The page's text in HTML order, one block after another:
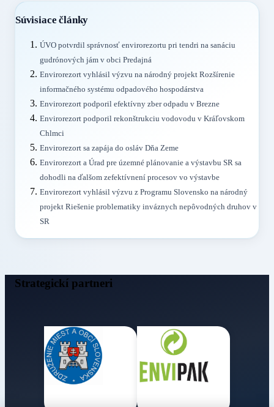
Súvisiace články
ÚVO potvrdil správnosť envirorezortu pri tendri na sanáciu
gudrónových jám v obci Predajná
Envirorezort vyhlásil výzvu na národný projekt Rozšírenie
informačného systému odpadového hospodárstva
Envirorezort podporil efektívny zber odpadu v Brezne
Envirorezort podporil rekonštrukciu vodovodu v Kráľovskom
Chlmci
Envirorezort sa zapája do osláv Dňa Zeme
Envirorezort a Úrad pre územné plánovanie a výstavbu SR sa
dohodli na ďalšom zefektívnení procesov vo výstavbe
Envirorezort vyhlásil výzvu z Programu Slovensko na národný
projekt Riešenie problematiky inváznych nepôvodných druhov v
SR
Strategickí partneri